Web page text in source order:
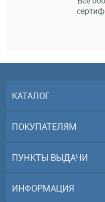
КАТАЛОГ
ПОКУПАТЕЛЯМ
ПУНКТЫ ВЫДАЧИ
ИНФОРМАЦИЯ